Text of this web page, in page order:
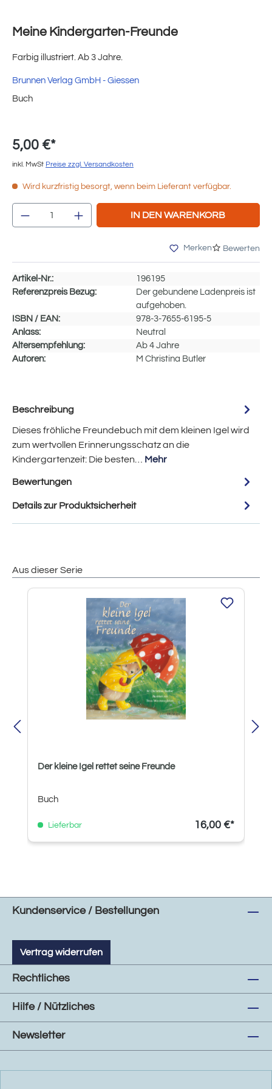
Meine Kindergarten-Freunde
Farbig illustriert. Ab 3 Jahre.
Brunnen Verlag GmbH - Giessen
Buch
5,00 €*
inkl. MwSt Preise zzgl. Versandkosten
Wird kurzfristig besorgt, wenn beim Lieferant verfügbar.
Produkt Anzahl: Gib den gewünschten
IN DEN WARENKORB
Merken Bewerten
Artikel-Nr.:
196195
Referenzpreis Bezug:
Der gebundene Ladenpreis ist
aufgehoben.
ISBN / EAN:
978-3-7655-6195-5
Anlass:
Neutral
Altersempfehlung:
Ab 4 Jahre
Autoren:
M Christina Butler
Beschreibung
Dieses fröhliche Freundebuch mit dem kleinen Igel wird
zum wertvollen Erinnerungsschatz an die
Kindergartenzeit: Die besten… Mehr
Bewertungen
Details zur Produktsicherheit
Aus dieser Serie
Produktgalerie überspringen
Der kleine Igel rettet seine Freunde
Buch
Lieferbar 16,00 €*
Kundenservice / Bestellungen
Vertrag widerrufen
Rechtliches
Hilfe / Nützliches
Newsletter